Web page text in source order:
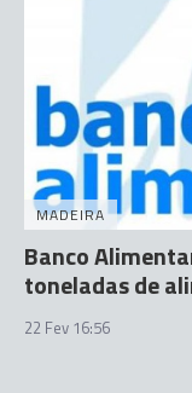
MADEIRA
Banco
toneladas de
22 Fev 16:56